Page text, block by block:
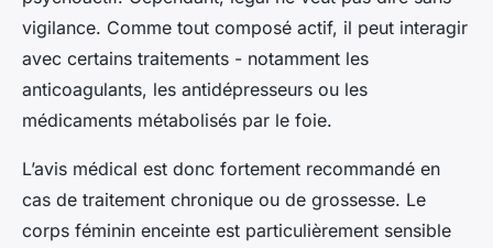
vigilance. Comme tout composé actif, il peut interagir
avec certains traitements - notamment les
anticoagulants, les antidépresseurs ou les
médicaments métabolisés par le foie.
L’avis médical est donc fortement recommandé en
cas de traitement chronique ou de grossesse. Le
corps féminin enceinte est particulièrement sensible